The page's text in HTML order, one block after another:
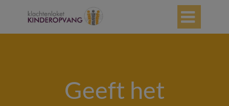

Geeft het